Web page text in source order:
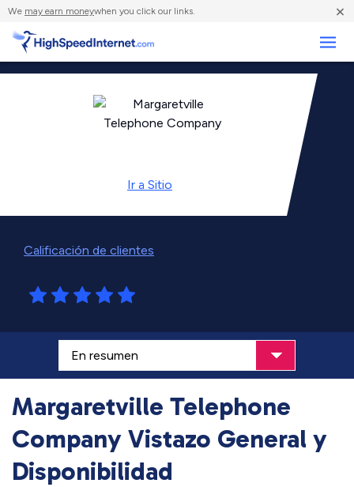
We may earn moneywhen you click our links. ×
Ir a Sitio
Calificación de clientes
Margaretville Telephone
Company Vistazo General y
Disponibilidad